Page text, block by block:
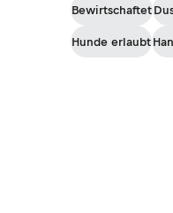
Bewirtschaftet
Hunde erlaubt